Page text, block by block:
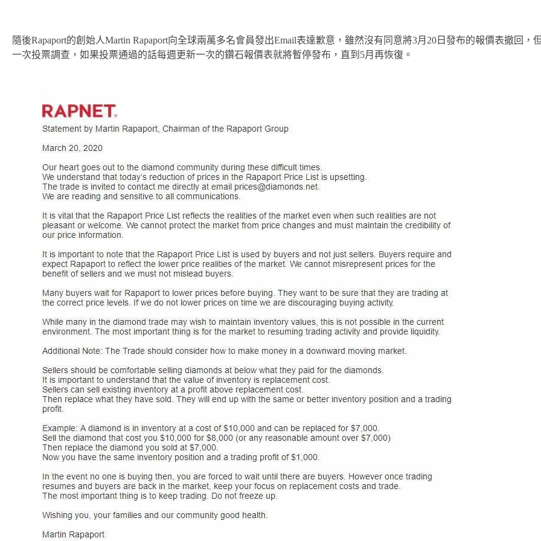
隨後Rapaport的創始人Martin Rapaport向全球兩萬多名會員發出Email表達歉意，雖然沒有同意將3月20日發布的報價表撤回，
一次投票調查，如果投票通過的話每週更新一次的鑽石報價表就將暫停發布，直到5月再恢復。